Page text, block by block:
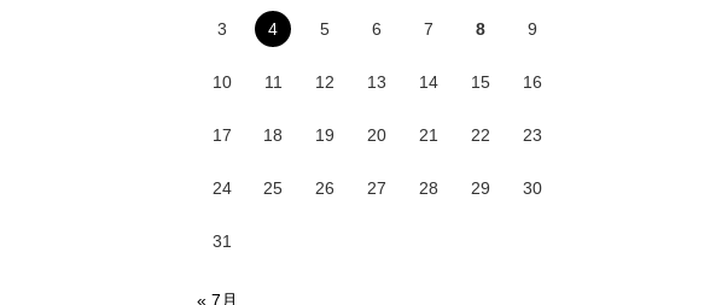
3 4 5 6 7 8 9
10 11 12 13 14 15 16
17 18 19 20 21 22 23
24 25 26 27 28 29 30
31
« 7月